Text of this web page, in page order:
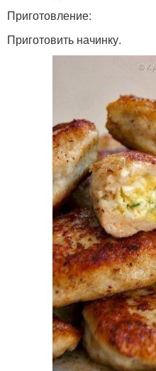
Приготовление:
Приготовить начинку.